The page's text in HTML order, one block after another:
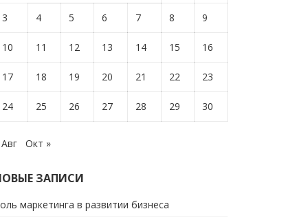
3 4 5 6 7 8 9
10 11 12 13 14 15 16
17 18 19 20 21 22 23
24 25 26 27 28 29 30
Окт »
ЗАПИСИ
маркетинга в развитии бизнеса